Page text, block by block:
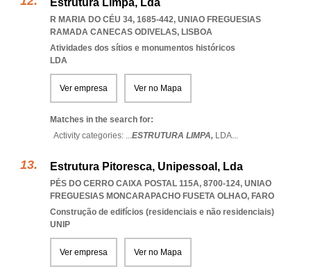
Estrutura Limpa, Lda
R MARIA DO CÉU 34, 1685-442, UNIAO FREGUESIAS
RAMADA CANECAS ODIVELAS, LISBOA
Atividades dos sítios e monumentos históricos
LDA
Ver empresa Ver no Mapa
Matches in the search for:
Activity categories: ...ESTRUTURA LIMPA, LDA...
Estrutura Pitoresca, Unipessoal, Lda
PÉS DO CERRO CAIXA POSTAL 115A, 8700-124, UNIAO
FREGUESIAS MONCARAPACHO FUSETA OLHAO, FARO
Construção de edifícios (residenciais e não residenciais)
UNIP
Ver empresa Ver no Mapa